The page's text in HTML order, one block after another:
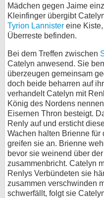
Mädchen gegen Jaime
Kleinfinger übergibt
Tyrion Lannister eine
Überreste befinden.
Bei dem Treffen zwischen
Catelyn anwesend. Sie
überzeugen gemeinsam
doch beide beharren auf
verhandelt Catelyn mit
König des Nordens
Eisernen Thron besteigt.
Renly auf und ersticht
Wachen halten Brienne für
greifen sie an. Brienne
bevor sie weinend über
zusammenbricht. Catelyn
Renlys Verbündeten sie
zusammen verschwinden
schwerfällt, folgt sie